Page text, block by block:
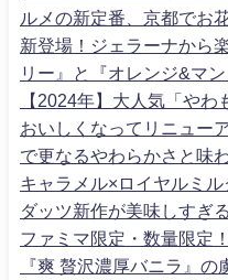
ルメの新定番、京都でお
新登場！ジェラーナから
リー』と『オレンジ&マ
【2024年】大人気「や
おいしくなってリニュー
で更なるやわらかさと味
キャラメル×ロイヤルミ
ダッツ新作が美味しすぎる
ファミマ限定・数量限定
『爽 贅沢濃厚バニラ』の